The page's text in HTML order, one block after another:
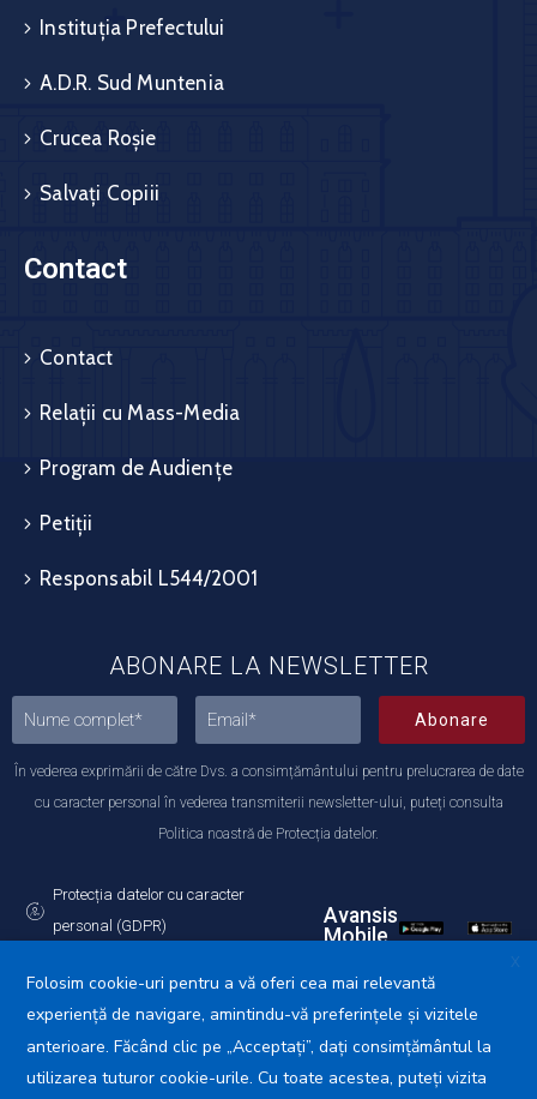
Instituția Prefectului
A.D.R. Sud Muntenia
Crucea Roșie
Salvați Copiii
Contact
Contact
Relații cu Mass-Media
Program de Audiențe
Petiții
Responsabil L544/2001
ABONARE LA NEWSLETTER
Abonare
În vederea exprimării de către Dvs. a consimțământului pentru prelucrarea de date
cu caracter personal în vederea transmiterii newsletter-ului, puteți consulta
Politica noastră de Protecția datelor.
Protecția datelor cu caracter
personal (GDPR)
Avansis
Mobile
Primăria Municipiului Călărași © 2025. Toate drepturile
X
Folosim cookie-uri pentru a vă oferi cea mai relevantă
experiență de navigare, amintindu-vă preferințele și vizitele
anterioare. Făcând clic pe „Acceptați”, dați consimțământul la
utilizarea tuturor cookie-urile. Cu toate acestea, puteți vizita